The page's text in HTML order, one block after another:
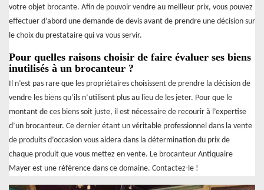
votre objet brocante. Afin de pouvoir vendre au meilleur prix, vous pouvez
effectuer d’abord une demande de devis avant de prendre une décision sur
le choix du prestataire qui va vous servir.
Pour quelles raisons choisir de faire évaluer ses biens
inutilisés à un brocanteur ?
Il n’est pas rare que les propriétaires choisissent de prendre la décision de
vendre les biens qu’ils n’utilisent plus au lieu de les jeter. Pour que le
montant de ces biens soit juste, il est nécessaire de recourir à l’expertise
d’un brocanteur. Ce dernier étant un véritable professionnel dans la vente
de produits d’occasion vous aidera dans la détermination du prix de
chaque produit que vous mettez en vente. Le brocanteur Antiquaire
Mayer est une référence dans ce domaine. Contactez-le !